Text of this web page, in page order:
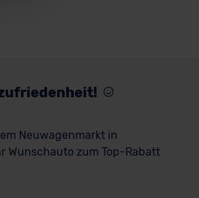
Neuwagenmarkt in
Wunschauto zum Top-Rabatt